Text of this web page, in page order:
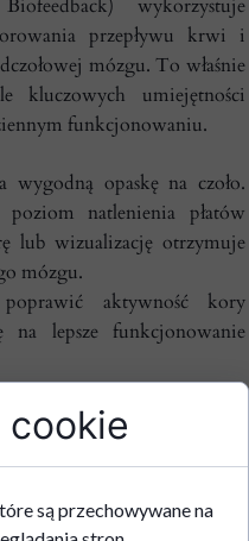
wykorzystuje
przepływu krwi i
mózgu. To właśnie
kluczowych umiejętności
funkcjonowaniu.
wygodną opaskę na czoło.
natlenienia płatów
lub wizualizację otrzymuje
mózgu.
aktywność kory
na lepsze funkcjonowanie
wspiera
są przechowywane na